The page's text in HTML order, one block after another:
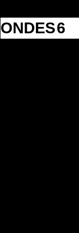
ONDES6